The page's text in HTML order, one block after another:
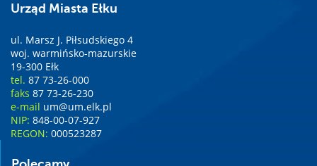
Urząd Miasta Ełku
ul. Marsz J. Piłsudskiego 4
woj. warmińsko-mazurskie
19-300 Ełk
tel. 87 73-26-000
faks 87 73-26-230
e-mail um@um.elk.pl
NIP: 848-00-07-927
REGON: 000523287